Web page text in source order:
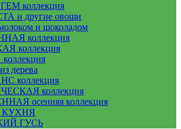
коллекция
и другие овощи
и шоколадом
коллекция
коллекция
дерева
коллекция
коллекция
осенняя коллекция
КУХНЯ
ГУСЬ